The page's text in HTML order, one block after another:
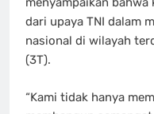
dari upaya TNI dalam
nasional di wilayah
(3T).
“Kami tidak hanya